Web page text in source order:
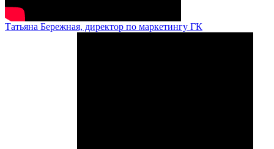
Татьяна Бережная, директор по маркетингу ГК